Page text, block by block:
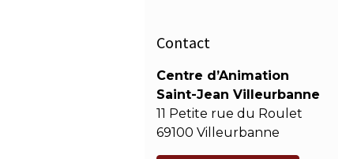
Contact
Centre d’Animation
Saint-Jean Villeurbanne
11 Petite rue du Roulet
69100 Villeurbanne